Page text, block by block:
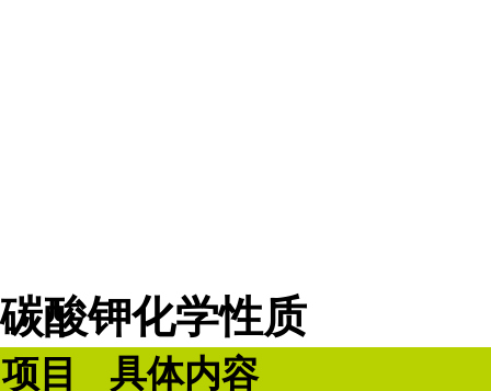
碳酸钾化学性质
项目
具体内容